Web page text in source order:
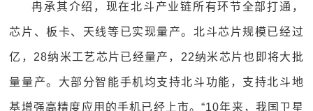
冉承其介绍，现在北斗产业链所有环节全部打通，
芯片、板卡、天线等已实现量产。北斗芯片规模已经过
亿，28纳米工艺芯片已经量产，22纳米芯片也即将大批
量量产。大部分智能手机均支持北斗功能，支持北斗地
基增强高精度应用的手机已经上市。“10年来，我国卫星